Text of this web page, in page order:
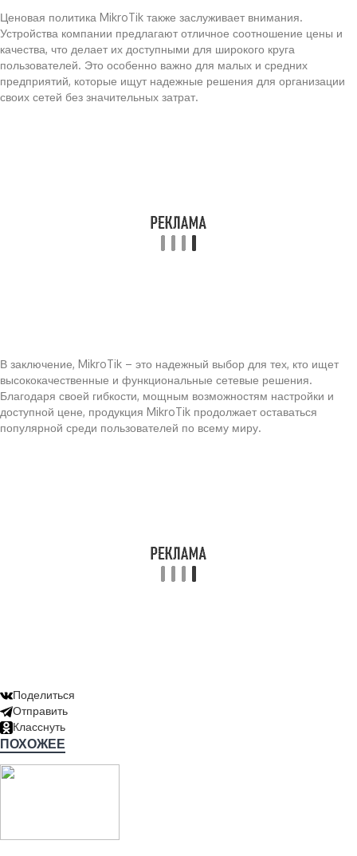
Ценовая политика MikroTik также заслуживает внимания.
Устройства компании предлагают отличное соотношение цены и
качества, что делает их доступными для широкого круга
пользователей. Это особенно важно для малых и средних
предприятий, которые ищут надежные решения для организации
своих сетей без значительных затрат.
В заключение, MikroTik – это надежный выбор для тех, кто ищет
высококачественные и функциональные сетевые решения.
Благодаря своей гибкости, мощным возможностям настройки и
доступной цене, продукция MikroTik продолжает оставаться
популярной среди пользователей по всему миру.
Поделиться
Отправить
Класснуть
ПОХОЖЕЕ